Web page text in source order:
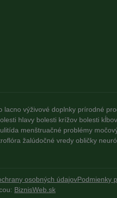
lacno výživové doplnky prírodné
hlavy bolesti krížov bolesti kĺbov
menštruačné problémy
žalúdočné vredy obličky
osobných údajovPodmienky
BiznisWeb.sk